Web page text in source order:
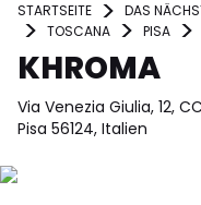
STARTSEITE DAS
TOSCANA
PISA
KHROMA
Via Venezia Giulia, 12,
Pisa 56124, Italien